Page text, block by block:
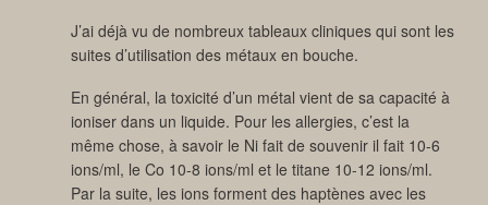
J’ai déjà vu de nombreux tableaux cliniques qui sont les
suites d’utilisation des métaux en bouche.
En général, la toxicité d’un métal vient de sa capacité à
ioniser dans un liquide. Pour les allergies, c’est la
même chose, à savoir le Ni fait de souvenir il fait 10-6
ions/ml, le Co 10-8 ions/ml et le titane 10-12 ions/ml.
Par la suite, les ions forment des haptènes avec les